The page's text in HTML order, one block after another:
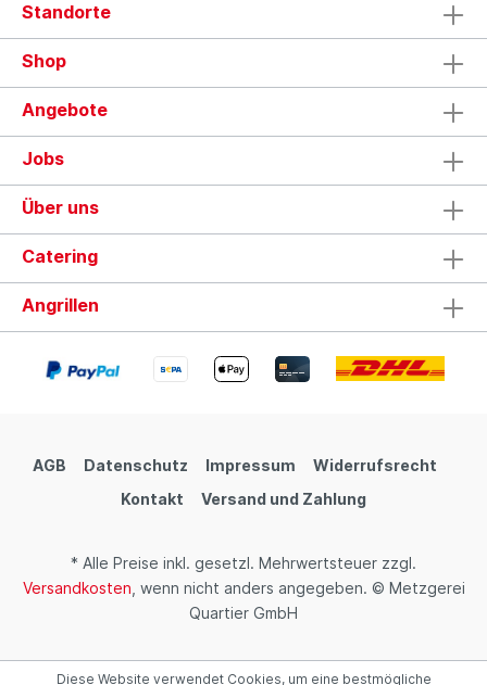
Standorte
Shop
Angebote
Jobs
Über uns
Catering
Angrillen
AGB Datenschutz Impressum
Widerrufsrecht
Kontakt
Versand und Zahlung
* Alle Preise inkl. gesetzl. Mehrwertsteuer zzgl.
Versandkosten , wenn nicht anders angegeben. © Metzgerei
Quartier GmbH
Diese Website verwendet Cookies, um eine bestmögliche